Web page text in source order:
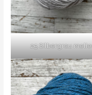
25 Silbergrau